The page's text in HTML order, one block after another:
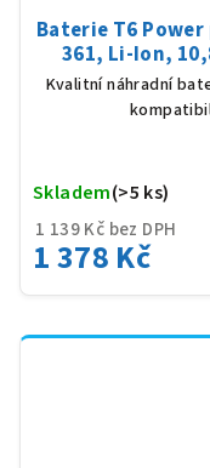
Baterie T6
361, Li-Ion,
Kvalitní náhradní
1 139 Kč bez DPH
1 378 Kč
Skladem(>5 ks)